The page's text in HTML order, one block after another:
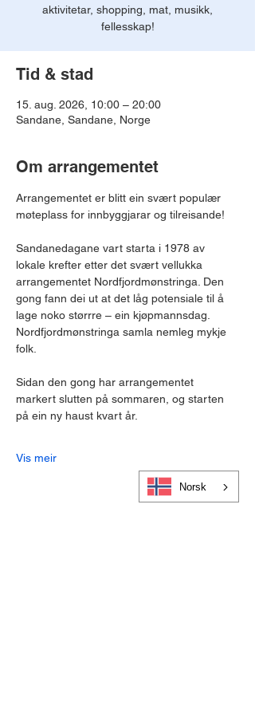
aktivitetar, shopping, mat, musikk,
fellesskap!
Tid & stad
15. aug. 2026, 10:00 – 20:00
Sandane, Sandane, Norge
Om arrangementet
Arrangementet er blitt ein svært populær
møteplass for innbyggjarar og tilreisande!
Sandanedagane vart starta i 1978 av
lokale krefter etter det svært vellukka
arrangementet Nordfjordmønstringa. Den
gong fann dei ut at det låg potensiale til å
lage noko størrre – ein kjøpmannsdag.
Nordfjordmønstringa samla nemleg mykje
folk.
Sidan den gong har arrangementet
markert slutten på sommaren, og starten
på ein ny haust kvart år.
Vis meir
Norsk